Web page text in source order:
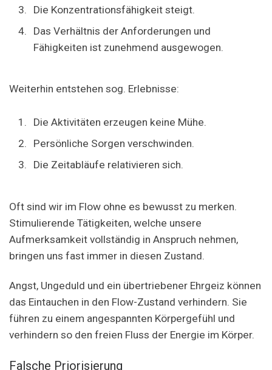
Die Konzentrationsfähigkeit steigt.
Das Verhältnis der Anforderungen und
Fähigkeiten ist zunehmend ausgewogen.
Weiterhin entstehen sog. Erlebnisse:
Die Aktivitäten erzeugen keine Mühe.
Persönliche Sorgen verschwinden.
Die Zeitabläufe relativieren sich.
Oft sind wir im Flow ohne es bewusst zu merken.
Stimulierende Tätigkeiten, welche unsere
Aufmerksamkeit vollständig in Anspruch nehmen,
bringen uns fast immer in diesen Zustand.
Angst, Ungeduld und ein übertriebener Ehrgeiz können
das Eintauchen in den Flow-Zustand verhindern. Sie
führen zu einem angespannten Körpergefühl und
verhindern so den freien Fluss der Energie im Körper.
Falsche Priorisierung